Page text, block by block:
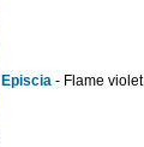
Episcia - Flame